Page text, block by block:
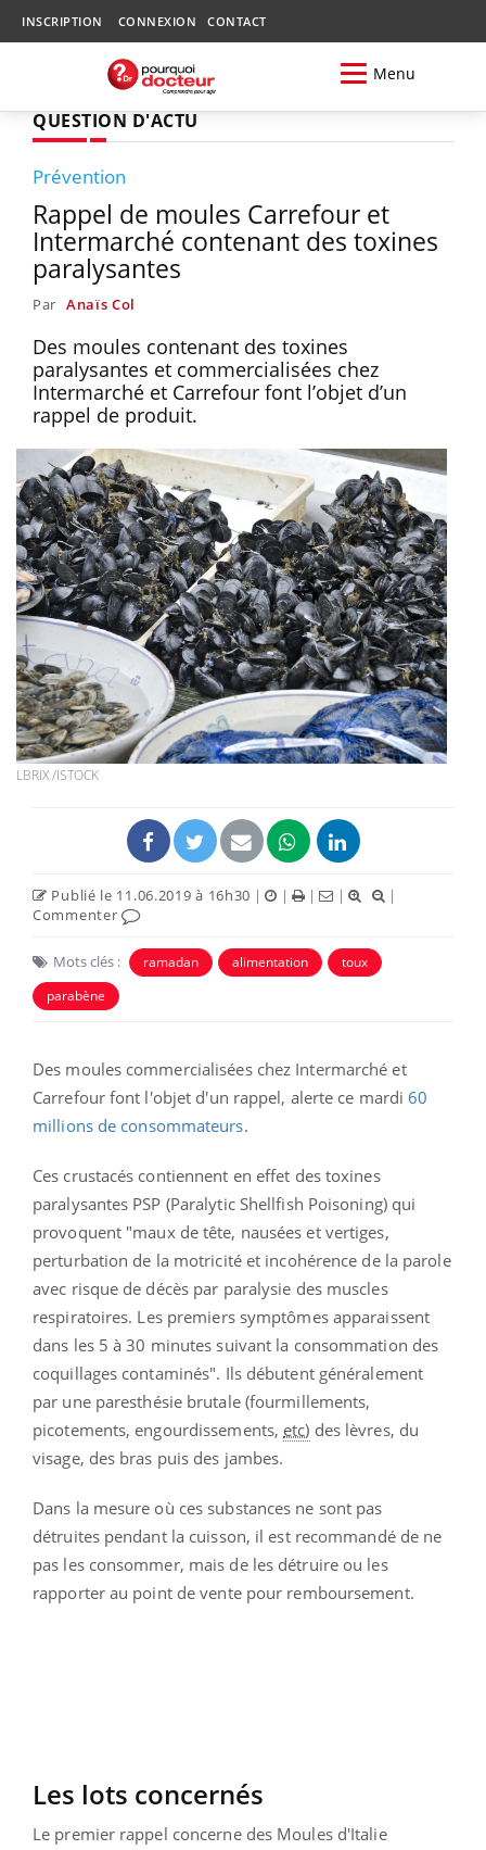
INSCRIPTION CONNEXION CONTACT
Menu
QUESTION D'ACTU
Prévention
Rappel de moules Carrefour et
Intermarché contenant des toxines
paralysantes
Par Anaïs Col
Des moules contenant des toxines
paralysantes et commercialisées chez
Intermarché et Carrefour font l’objet d’un
rappel de produit.
LBRIX /ISTOCK
Publié le 11.06.2019 à 16h30 | | | |
|
Commenter
Mots clés : ramadan alimentation
toux
parabène
Des moules commercialisées chez Intermarché et
Carrefour font l'objet d'un rappel, alerte ce mardi 60
millions de consommateurs.
Ces crustacés contiennent en effet des toxines
paralysantes PSP (Paralytic Shellfish Poisoning) qui
provoquent "maux de tête, nausées et vertiges,
perturbation de la motricité et incohérence de la parole
avec risque de décès par paralysie des muscles
respiratoires. Les premiers symptômes apparaissent
dans les 5 à 30 minutes suivant la consommation des
coquillages contaminés". Ils débutent généralement
par une paresthésie brutale (fourmillements,
picotements, engourdissements, etc) des lèvres, du
visage, des bras puis des jambes.
Dans la mesure où ces substances ne sont pas
détruites pendant la cuisson, il est recommandé de ne
pas les consommer, mais de les détruire ou les
rapporter au point de vente pour remboursement.
Les lots concernés
Le premier rappel concerne des Moules d'Italie